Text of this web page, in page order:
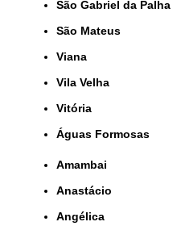
São Gabriel da Palha
São Mateus
Viana
Vila Velha
Vitória
Águas Formosas
Amambai
Anastácio
Angélica